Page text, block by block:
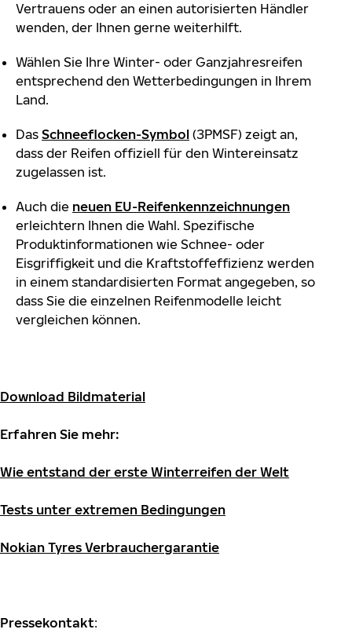
Vertrauens oder an einen autorisierten Händler
wenden, der Ihnen gerne weiterhilft.
Wählen Sie Ihre Winter- oder Ganzjahresreifen
entsprechend den Wetterbedingungen in Ihrem
Land.
Das Schneeflocken-Symbol (3PMSF) zeigt an,
dass der Reifen offiziell für den Wintereinsatz
zugelassen ist.
Auch die neuen EU-Reifenkennzeichnungen
erleichtern Ihnen die Wahl. Spezifische
Produktinformationen wie Schnee- oder
Eisgriffigkeit und die Kraftstoffeffizienz werden
in einem standardisierten Format angegeben, so
dass Sie die einzelnen Reifenmodelle leicht
vergleichen können.
Download Bildmaterial
Erfahren Sie mehr:
Wie entstand der erste Winterreifen der Welt
Tests unter extremen Bedingungen
Nokian Tyres Verbrauchergarantie
Pressekontakt: